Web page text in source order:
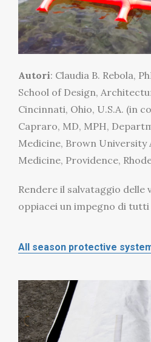
Autori: Claudia B. Rebola,
School of Design,
Cincinnati, Ohio, U.S.A. (in
Capraro, MD, MPH,
Medicine, Brown University
Medicine, Providence,
Rendere il salvataggio delle
oppiacei un impegno di tutti
All season protective